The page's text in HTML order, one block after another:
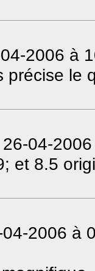
2006 à
précise le
04-
et 8.5
2006 à